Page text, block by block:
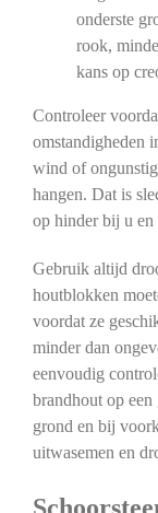
onderste
rook,
kans op
Controleer
omstandigheden
wind of
hangen. Dat is
op hinder bij u en
Gebruik altijd
houtblokken
voordat ze
minder dan
eenvoudig
brandhout op
grond en bij
uitwasemen en